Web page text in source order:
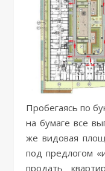
Пробегаясь по
на бумаге все
же видовая
под предлогом
продать